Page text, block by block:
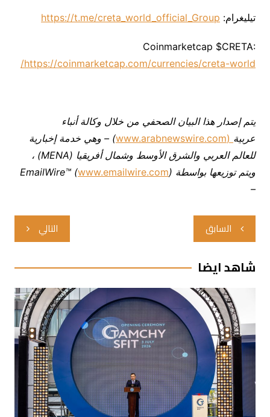
تيليغرام: https://t.me/creta_world_official_Group
Coinmarketcap $CRETA:
https://coinmarketcap.com/currencies/creta-world/
يتم إصدار هذا البيان الصحفي من خلال وكالة أنباء
عربية (www.arabnewswire.com
) – وهي خدمة إخبارية
للعالم العربي والشرق الأوسط وشمال أفريقيا (MENA)
،
ويتم توزيعها بواسطة www.emailwire.com)
–
تصفّح
المقالات
السابق التالي
شاهد ايضا